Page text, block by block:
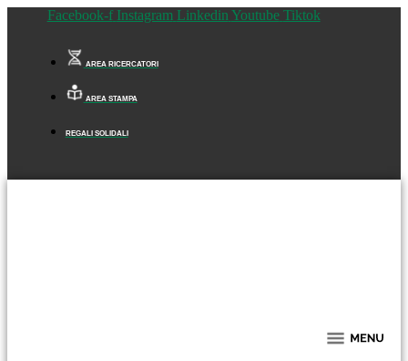
Facebook-f Instagram Linkedin Youtube Tiktok
AREA RICERCATORI
AREA STAMPA
REGALI SOLIDALI